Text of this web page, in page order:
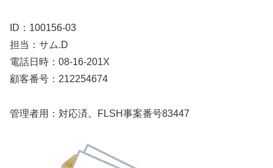
ID：100156-03
担当：サム.D
電話日時：08-16-201X
顧客番号：212254674
管理者用：対応済。FLSH事案番号83447